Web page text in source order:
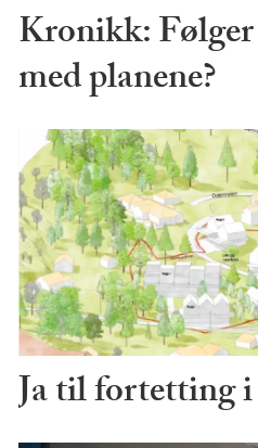
Kronikk:
med planene?
Ja til fortetting